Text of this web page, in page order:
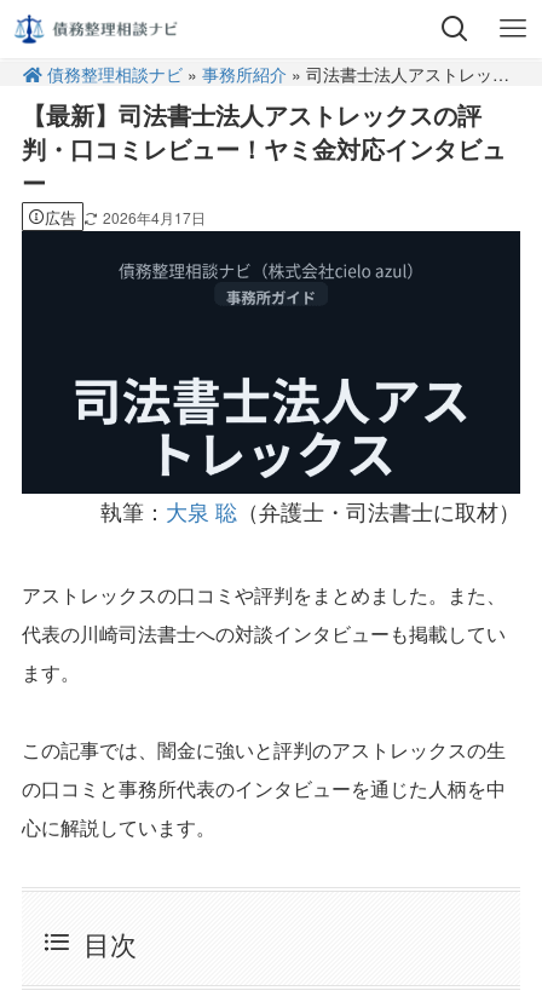
債務整理相談ナビ »事務所紹介 » 司法書士法人アストレックス
【最新】司法書士法人アストレックスの評
判・口コミレビュー！ヤミ金対応インタビュ
ー
広告 2026年4月17日
執筆： 大泉 聡 （弁護士・司法書士に取材）
アストレックスの口コミや評判をまとめました。また、
代表の川崎司法書士への対談インタビューも掲載してい
ます。
この記事では、闇金に強いと評判のアストレックスの生
の口コミと事務所代表のインタビューを通じた人柄を中
心に解説しています。
目次